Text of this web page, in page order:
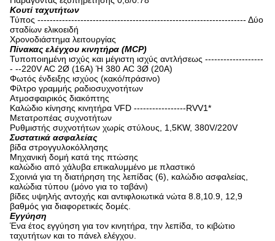
Κουτί ταχυτήτων
Τύπος -------------------------------------------------------------------- Δύο
σταδίων ελικοειδή
Χρονοδιάστημα λειτουργίας
Πίνακας ελέγχου κινητήρα (MCP)
Τυποποιημένη ισχύς και μέγιστη ισχύς αντλήσεως -------------------
- --220V AC 2Ø (16A) Ή 380 AC 3Ø (20A)
Φωτός ένδειξης ισχύος (κακό/πράσινο)
Φίλτρο γραμμής ραδιοσυχνοτήτων
Ατμοσφαιρικός διακόπτης
Καλώδιο κίνησης κινητήρα VFD -----------------RVV1*
Μετατροπέας συχνοτήτων
Ρυθμιστής συχνοτήτων χωρίς στύλους, 1,5KW, 380V/220V
Συστατικά ασφαλείας
βίδα στρογγυλοκόλλησης
Μηχανική δομή κατά της πτώσης
καλώδιο από χάλυβα επικαλυμμένο με πλαστικό
Σχοινιά για τη διατήρηση της λεπίδας (6), καλώδιο ασφαλείας,
καλώδια τύπου (μόνο για το ταβάνι)
βίδες υψηλής αντοχής και αντιφλοιωτικά νώτα 8.8,10.9, 12,9
βαθμός για διαφορετικές δομές.
Εγγύηση
Ένα έτος εγγύηση για τον κινητήρα, την λεπίδα, το κιβώτιο
ταχυτήτων και το πάνελ ελέγχου.